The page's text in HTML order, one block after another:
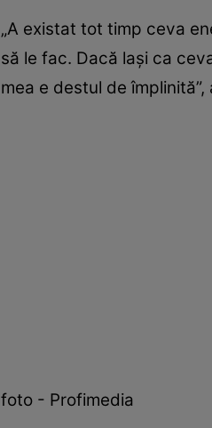
„A existat tot timp ceva
să le fac. Dacă lași ca
mea e destul de
foto - Profimedia